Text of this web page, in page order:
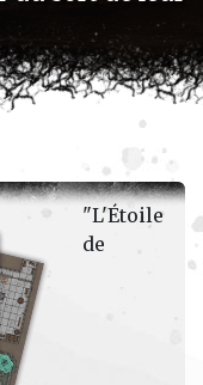
"L'Étoile
de